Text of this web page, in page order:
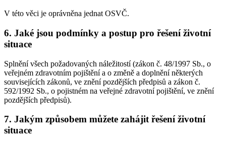
V této věci je oprávněna jednat OSVČ.
6. Jaké jsou podmínky a postup pro řešení životní
situace
Splnění všech požadovaných náležitostí (zákon č. 48/1997 Sb., o
veřejném zdravotním pojištění a o změně a doplnění některých
souvisejících zákonů, ve znění pozdějších předpisů a zákon č.
592/1992 Sb., o pojistném na veřejné zdravotní pojištění, ve znění
pozdějších předpisů).
7. Jakým způsobem můžete zahájit řešení životní
situace